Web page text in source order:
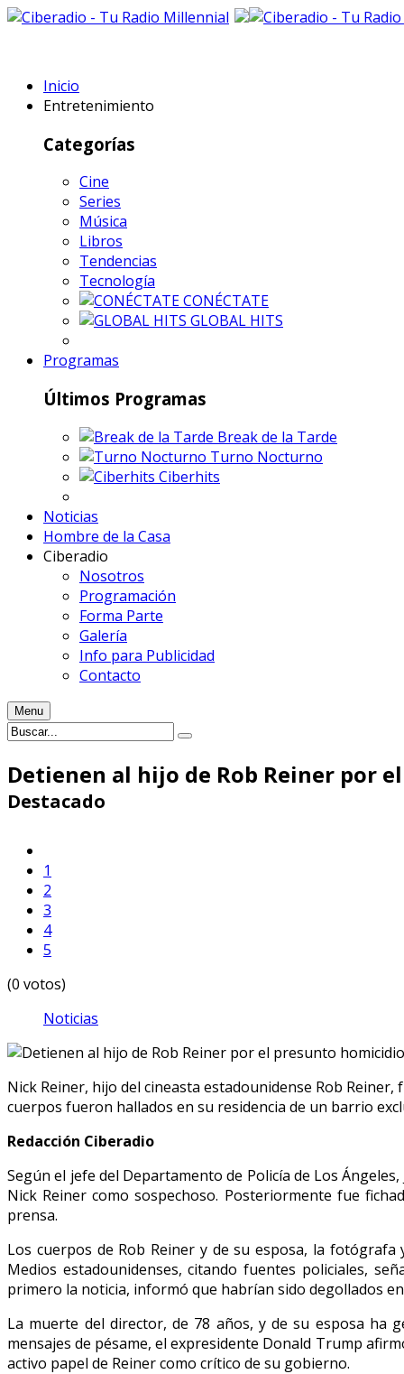
Inicio
Entretenimiento
Categorías
Cine
Series
Música
Libros
Tendencias
Tecnología
CONÉCTATE
GLOBAL HITS
Programas
Últimos Programas
Break de la Tarde
Turno Nocturno
Ciberhits
Noticias
Hombre de la Casa
Ciberadio
Nosotros
Programación
Forma Parte
Galería
Info para Publicidad
Contacto
Menu
Detienen al hijo de Rob Reiner por
Destacado
1
2
3
4
5
(0 votos)
Noticias
Nick Reiner, hijo del cineasta estadounidense Rob
cuerpos fueron hallados en su residencia de un barrio
Redacción Ciberadio
Según el jefe del Departamento de Policía de Los
Nick Reiner como sospechoso. Posteriormente fue
prensa.
Los cuerpos de Rob Reiner y de su esposa, la
Medios estadounidenses, citando fuentes policiales,
primero la noticia, informó que habrían sido degollados
La muerte del director, de 78 años, y de su esposa ha
mensajes de pésame, el expresidente Donald Trump
activo papel de Reiner como crítico de su gobierno.